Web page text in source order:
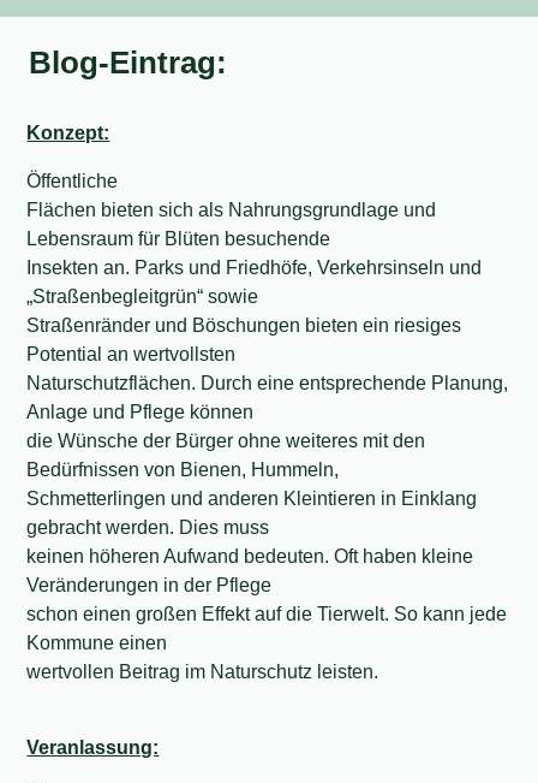
Blog-Eintrag:
Konzept:
Öffentliche
Flächen bieten sich als Nahrungsgrundlage und
Lebensraum für Blüten besuchende
Insekten an. Parks und Friedhöfe, Verkehrsinseln und
„Straßenbegleitgrün“ sowie
Straßenränder und Böschungen bieten ein riesiges
Potential an wertvollsten
Naturschutzflächen. Durch eine entsprechende Planung,
Anlage und Pflege können
die Wünsche der Bürger ohne weiteres mit den
Bedürfnissen von Bienen, Hummeln,
Schmetterlingen und anderen Kleintieren in Einklang
gebracht werden. Dies muss
keinen höheren Aufwand bedeuten. Oft haben kleine
Veränderungen in der Pflege
schon einen großen Effekt auf die Tierwelt. So kann jede
Kommune einen
wertvollen Beitrag im Naturschutz leisten.
Veranlassung: